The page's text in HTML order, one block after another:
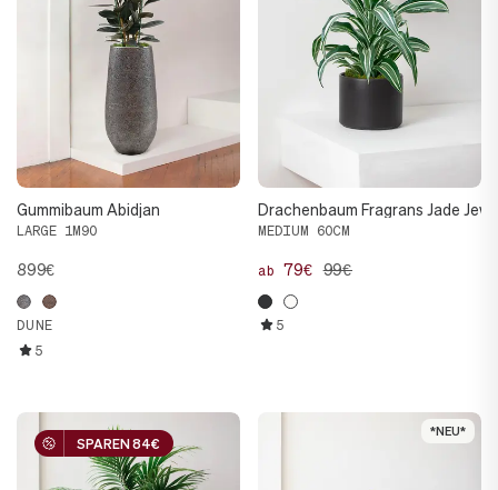
Gummibaum Abidjan
LARGE 1M90
899€
DUNE
5
Drachenbaum Fragrans Jade
MEDIUM 60CM
ab79€99€
5
SPAREN 84€
SPAREN 84€
*NEU*
*NEU*